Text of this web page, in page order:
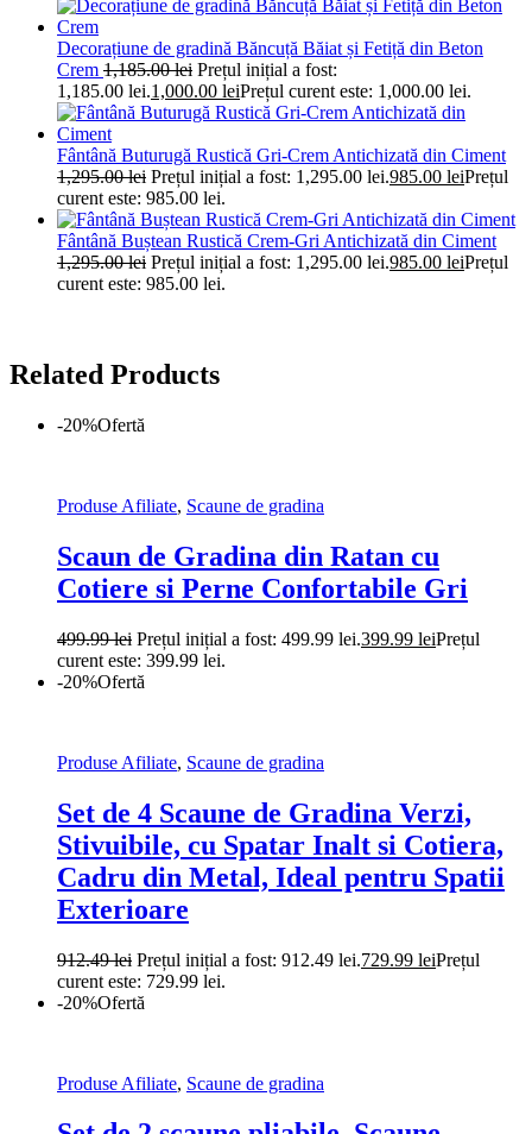
Decorațiune de gradină Băncuță Băiat și Fetiță din Beton
Crem 1,185.00lei Prețul inițial a fost:
1,185.00 lei.1,000.00 leiPrețul curent este: 1,000.00 lei.
Fântână Buturugă Rustică Gri-Crem Antichizată din Ciment
1,295.00lei Prețul inițial a fost: 1,295.00 lei.985.00 leiPrețul
curent este: 985.00 lei.
Fântână Buștean Rustică Crem-Gri Antichizată din Ciment
1,295.00lei Prețul inițial a fost: 1,295.00 lei.985.00 leiPrețul
curent este: 985.00 lei.
Related Products
-20%Ofertă
Produse Afiliate, Scaune de gradina
Scaun de Gradina din Ratan cu
Cotiere si Perne Confortabile Gri
499.99lei Prețul inițial a fost: 499.99 lei.399.99 leiPrețul
curent este: 399.99 lei.
-20%Ofertă
Produse Afiliate, Scaune de gradina
Set de 4 Scaune de Gradina Verzi,
Stivuibile, cu Spatar Inalt si Cotiera,
Cadru din Metal, Ideal pentru Spatii
Exterioare
912.49lei Prețul inițial a fost: 912.49 lei.729.99 leiPrețul
curent este: 729.99 lei.
-20%Ofertă
Produse Afiliate, Scaune de gradina